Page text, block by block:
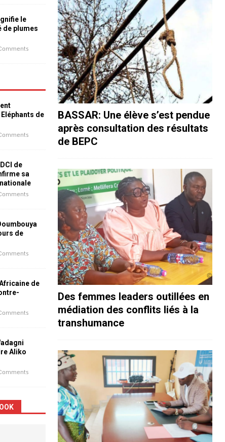
le
de plumes
de
de
sa
de
de
Aliko
BASSAR: Une élève s’est pendue
après consultation des résultats
de BEPC
Des femmes leaders outillées en
médiation des conflits liés à la
transhumance